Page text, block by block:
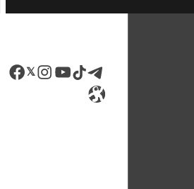
Facebook
LinkedIn
Instagram
YouTube
TikTok
Telegram
Enlace